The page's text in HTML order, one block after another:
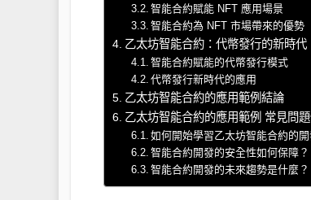
智能合約賦能 NFT 應用場景
智能合約為 NFT 市場帶來的優勢
乙太坊智能合約：代幣發行的新時代
智能合約賦能的代幣發行模式
代幣發行新時代的應用
乙太坊智能合約的應用範例結論
乙太坊智能合約的應用範例 常見問
如何開始學習乙太坊智能合約的開
智能合約開發的安全性如何保障？
智能合約開發的未來趨勢是什麼？